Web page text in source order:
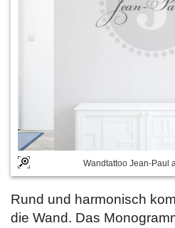
Wandtattoo Jean-Paul
Rund und harmonisch
die Wand. Das